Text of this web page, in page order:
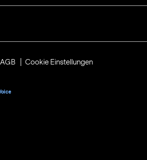
AGB Cookie Einstellungen